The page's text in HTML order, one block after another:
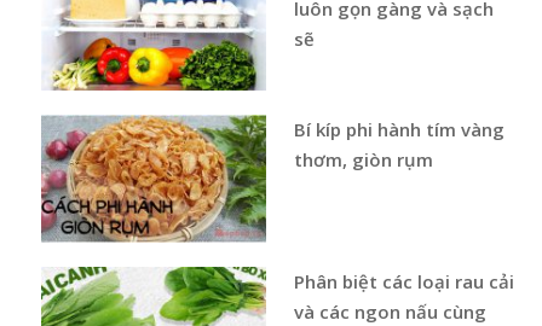
luôn gọn gàng và sạch
sẽ
Bí kíp phi hành tím vàng
thơm, giòn rụm
Phân biệt các loại rau cải
và các ngon nấu cùng